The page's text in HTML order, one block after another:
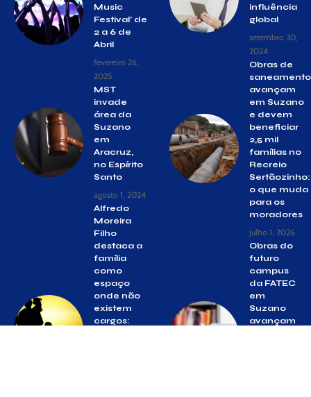
Music
Festival’ de
2 a 6 de
Abril
fevereiro 26,
2025
MST
invade
área da
Suzano
em
Aracruz,
no Espírito
Santo
agosto 1, 2024
Alfredo
Moreira
Filho
destaca a
família
como
espaço
onde não
existem
cargos:
influência
global
setembro 30,
2024
Obras de
saneamento
avançam
em Suzano
e devem
beneficiar
2,5 mil
famílias no
Recreio
Sertãozinho:
o que muda
para os
moradores
julho 1, 2026
Obras do
futuro
campus
da FATEC
em
Suzano
avançam